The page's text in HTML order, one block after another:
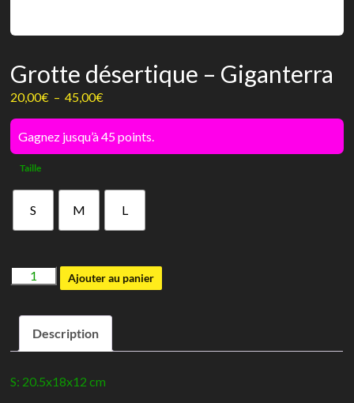
Grotte désertique – Giganterra
20,00€ – 45,00€
de
prix :
20,00€
45,00€
Gagnez jusqu’à 45 points.
Taille
S M L
quantité
Grotte
désertique
-
Ajouter au panier
Description
S: 20.5x18x12 cm